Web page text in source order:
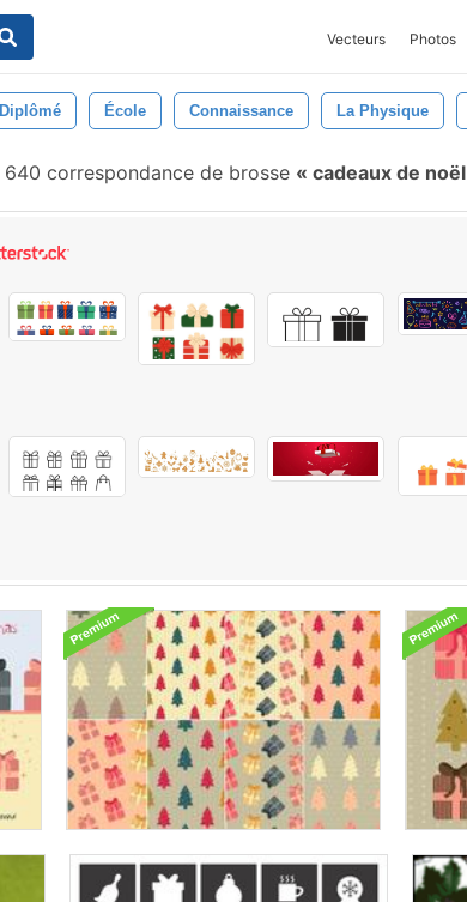
Vecteurs Photos
Diplômé École Connaissance La Physique
640 correspondance de brosse cadeaux de noël